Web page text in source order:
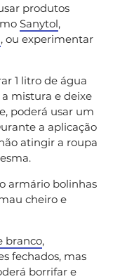
produtos
Sanytol,
, ou experimentar
1 litro de água
mistura e deixe
poderá usar um
a aplicação
atingir a roupa
armário bolinhas
cheiro e
branco,
fechados, mas
borrifar e